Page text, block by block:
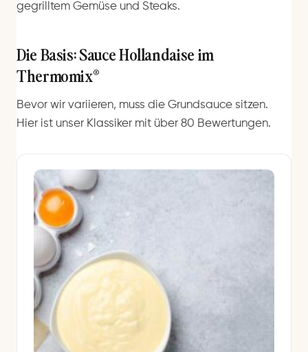
gegrilltem Gemüse und Steaks.
Die Basis: Sauce Hollandaise im
Thermomix®
Bevor wir variieren, muss die Grundsauce sitzen.
Hier ist unser Klassiker mit über 80 Bewertungen.